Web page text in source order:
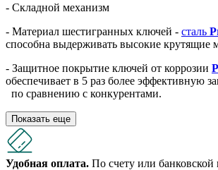
- Складной механизм
- Материал шестигранных ключей - сталь
способна выдерживать высокие крутящие
- Защитное покрытие ключей от коррозии
обеспечивает в 5 раз более эффективную
по сравнению с конкурентами.
Показать еще
Удобная оплата. По счету или банковской